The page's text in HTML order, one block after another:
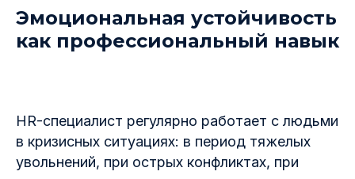
Эмоциональная устойчивость
как профессиональный навык
HR-специалист регулярно работает с людьми
в кризисных ситуациях: в период тяжелых
увольнений, при острых конфликтах, при